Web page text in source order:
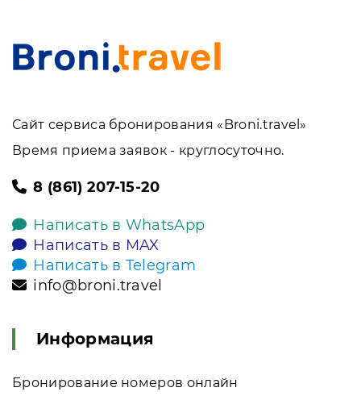
Сайт сервиса бронирования «Broni.travel»
Время приема заявок - круглосуточно.
8 (861) 207-15-20
Написать в WhatsApp
Написать в MAX
Написать в Telegram
info@broni.travel
Информация
Бронирование номеров онлайн